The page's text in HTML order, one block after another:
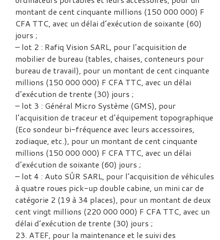
montant de cent cinquante millions (150 000 000) F
CFA TTC, avec un délai d’exécution de soixante (60)
jours ;
– lot 2 : Rafiq Vision SARL, pour l’acquisition de
mobilier de bureau (tables, chaises, conteneurs pour
bureau de travail), pour un montant de cent cinquante
millions (150 000 000) F CFA TTC, avec un délai
d’exécution de trente (30) jours ;
– lot 3 : Général Micro Système (GMS), pour
l’acquisition de traceur et d’équipement topographique
(Eco sondeur bi-fréquence avec leurs accessoires,
zodiaque, etc.), pour un montant de cent cinquante
millions (150 000 000) F CFA TTC, avec un délai
d’exécution de soixante (60) jours ;
– lot 4 : Auto SÛR SARL, pour l’acquisition de véhicules
à quatre roues pick-up double cabine, un mini car de
catégorie 2 (19 à 34 places), pour un montant de deux
cent vingt millions (220 000 000) F CFA TTC, avec un
délai d’exécution de trente (30) jours ;
ATEF, pour la maintenance et le suivi des